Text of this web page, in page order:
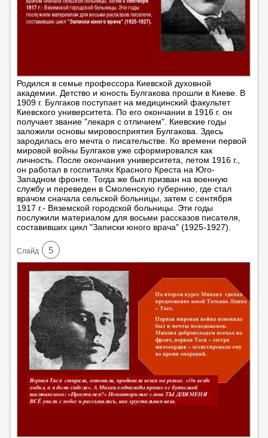
Родился в семье профессора Киевской духовной
академии. Детство и юность Булгакова прошли в Киеве. В
1909 г. Булгаков поступает на медицинский факультет
Киевского университета. По его окончании в 1916 г. он
получает звание "лекаря с отличием". Киевские годы
заложили основы мировосприятия Булгакова. Здесь
зародилась его мечта о писательстве. Ко времени первой
мировой войны Булгаков уже сформировался как
личность. После окончания университета, летом 1916 г.,
он работал в госпиталях Красного Креста на Юго-
Западном фронте. Тогда же был призван на военную
службу и переведен в Смоленскую губернию, где стал
врачом сначала сельской больницы, затем с сентября
1917 г.- Вяземской городской больницы. Эти годы
послужили материалом для восьми рассказов писателя,
составивших цикл "Записки юного врача" (1925-1927).
Cлайд 5